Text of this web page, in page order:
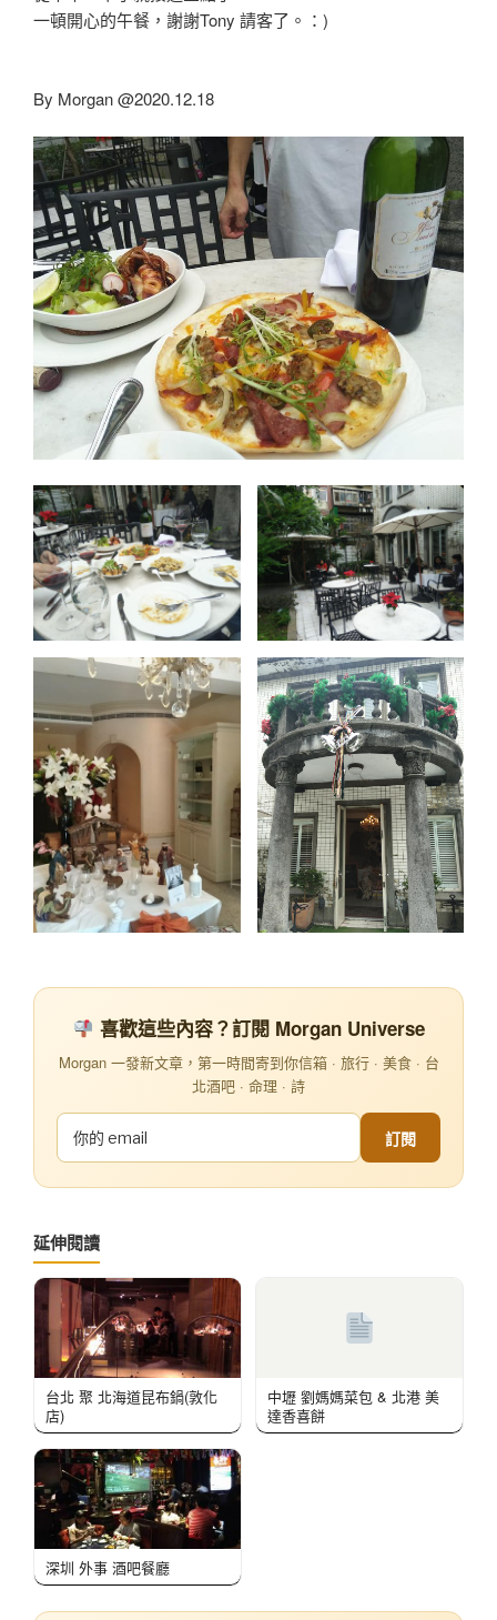
一頓開心的午餐，謝謝Tony 請客了。：)
By Morgan @2020.12.18
喜歡這些內容？訂閱 Morgan Universe
Morgan 一發新文章，第一時間寄到你信箱 · 旅行 · 美食 · 台
北酒吧 · 命理 · 詩
訂閱
延伸閱讀
台北 聚 北海道昆布鍋(敦化
店)
中壢 劉媽媽菜包 & 北港 美
達香喜餅
深圳 外事 酒吧餐廳